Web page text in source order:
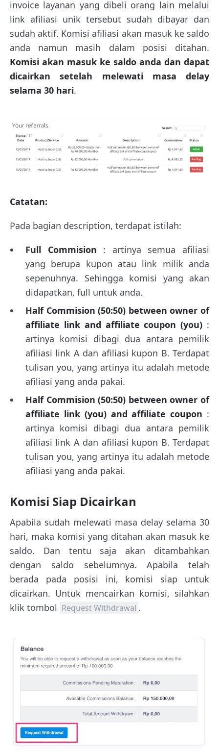
invoice layanan yang dibeli orang lain melalui
link afiliasi unik tersebut sudah dibayar dan
sudah aktif. Komisi afiliasi akan masuk ke saldo
anda namun masih dalam posisi ditahan.
Komisi akan masuk ke saldo anda dan dapat
dicairkan setelah melewati masa delay
selama 30 hari.
Catatan:
Pada bagian description, terdapat istilah:
Full Commision : artinya semua afiliasi
yang berupa kupon atau link milik anda
sepenuhnya. Sehingga komisi yang akan
didapatkan, full untuk anda.
Half Commision (50:50) between owner of
affiliate link and affiliate coupon (you) :
artinya komisi dibagi dua antara pemilik
afiliasi link A dan afiliasi kupon B. Terdapat
tulisan you, yang artinya itu adalah metode
afiliasi yang anda pakai.
Half Commision (50:50) between owner of
affiliate link (you) and affiliate coupon :
artinya komisi dibagi dua antara pemilik
afiliasi link A dan afiliasi kupon B. Terdapat
tulisan you, yang artinya itu adalah metode
afiliasi yang anda pakai.
Komisi Siap Dicairkan
Apabila sudah melewati masa delay selama 30
hari, maka komisi yang ditahan akan masuk ke
saldo. Dan tentu saja akan ditambahkan
dengan saldo sebelumnya. Apabila telah
berada pada posisi ini, komisi siap untuk
dicairkan. Untuk mencairkan komisi, silahkan
klik tombol Request Withdrawal .